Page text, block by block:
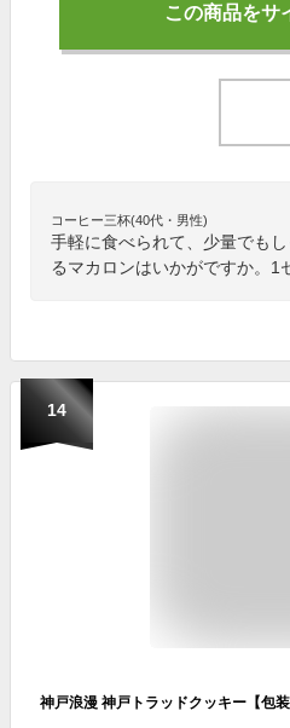
この商品をサ
コーヒー三杯(40代・男性)
手軽に食べられて、少量でも
るマカロンはいかがですか。1
14